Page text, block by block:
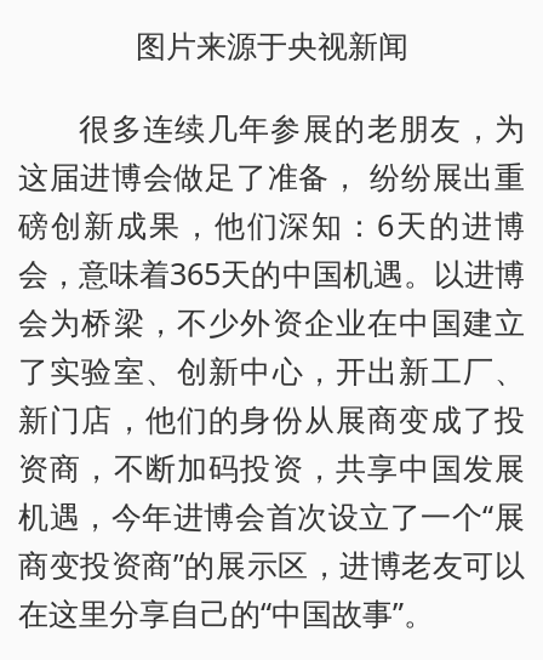
图片来源于央视新闻
很多连续几年参展的老朋友，为
这届进博会做足了准备， 纷纷展出重
磅创新成果，他们深知：6天的进博
会，意味着365天的中国机遇。以进博
会为桥梁，不少外资企业在中国建立
了实验室、创新中心，开出新工厂、
新门店，他们的身份从展商变成了投
资商，不断加码投资，共享中国发展
机遇，今年进博会首次设立了一个“展
商变投资商”的展示区，进博老友可以
在这里分享自己的“中国故事”。